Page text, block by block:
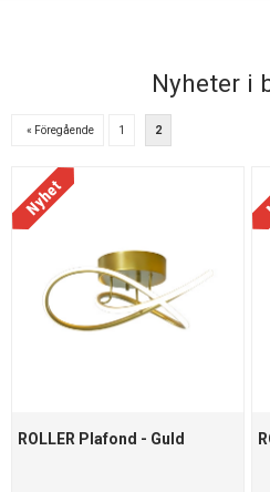
Nyheter i
« Föregående 1 2
ROLLER Plafond - Guld